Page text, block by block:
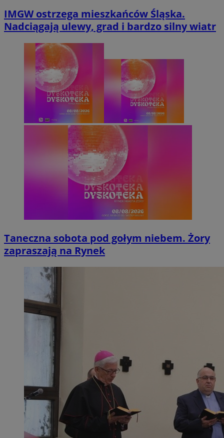
IMGW ostrzega mieszkańców Śląska.
Nadciągają ulewy, grad i bardzo silny wiatr
Taneczna sobota pod gołym niebem. Żory
zapraszają na Rynek